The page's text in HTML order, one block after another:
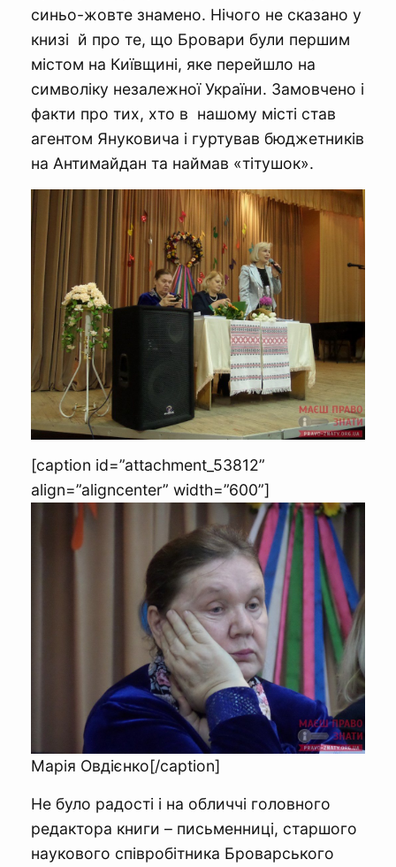
синьо-жовте знамено. Нічого не сказано у
книзі й про те, що Бровари були першим
містом на Київщині, яке перейшло на
символіку незалежної України. Замовчено і
факти про тих, хто в нашому місті став
агентом Януковича і гуртував бюджетників
на Антимайдан та наймав «тітушок».
[caption id=”attachment_53812”
align=”aligncenter” width=”600”]
Марія Овдієнко[/caption]
Не було радості і на обличчі головного
редактора книги – письменниці, старшого
наукового співробітника Броварського